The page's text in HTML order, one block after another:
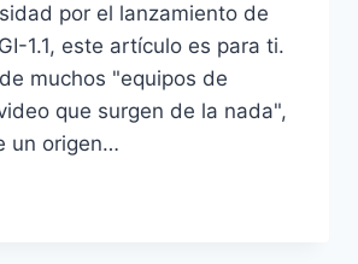
por el lanzamiento de
1.1, este artículo es para ti.
muchos "equipos de
que surgen de la nada",
un origen…